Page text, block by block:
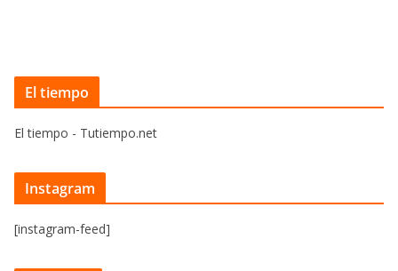
El tiempo
El tiempo - Tutiempo.net
Instagram
[instagram-feed]